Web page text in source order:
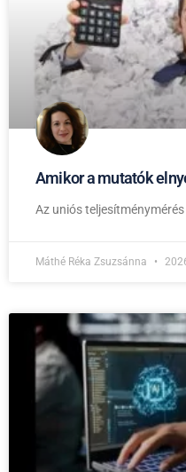
Amikor a mutatók
Az uniós
Máthé Réka Zsuzsánna